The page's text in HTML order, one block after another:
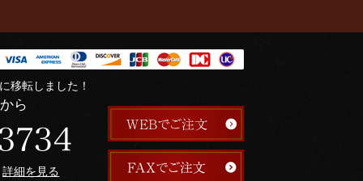
移転しました！
ら
詳細を見る